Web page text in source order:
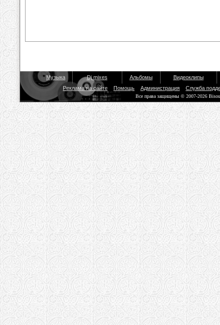
Музыка Dj mixes Альбомы
Видеоклипы
Реклама на сайте
Помощь Администрация Служба
Все права защищены © 2007-2026